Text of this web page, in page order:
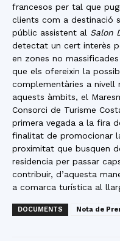
francesos per tal que
clients com a destinació
públic assistent al Salon
detectat un cert interès
en zones no
que els ofereixin la
complementàries a nivell
aquests àmbits, el
Consorci de Turisme
primera vegada a la fira
finalitat de promocionar
proximitat que busquen
residencia per passar
contribuir, d’aquesta
a comarca turística al
DOCUMENTS Nota de